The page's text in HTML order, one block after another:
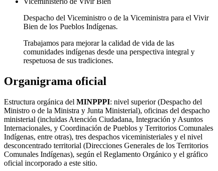
Despacho del Viceministro o de la Viceministra para el Vivir
Bien de los Pueblos Indígenas.
Trabajamos para mejorar la calidad de vida de las
comunidades indígenas desde una perspectiva integral y
respetuosa de sus tradiciones.
Organigrama oficial
Estructura orgánica del MINPPPI: nivel superior (Despacho del
Ministro o de la Ministra y Junta Ministerial), oficinas del despacho
ministerial (incluidas Atención Ciudadana, Integración y Asuntos
Internacionales, y Coordinación de Pueblos y Territorios Comunales
Indígenas, entre otras), tres despachos viceministeriales y el nivel
desconcentrado territorial (Direcciones Generales de los Territorios
Comunales Indígenas), según el Reglamento Orgánico y el gráfico
oficial incorporado a este sitio.